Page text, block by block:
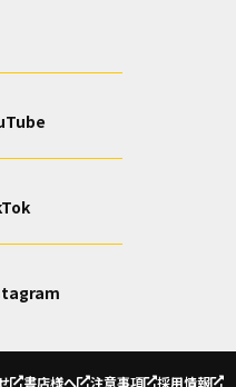
書店様へ 注意事項 採用情報